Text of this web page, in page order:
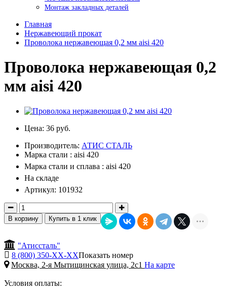
Монтаж закладных деталей
Главная
Нержавеющий прокат
Проволока нержавеющая 0,2 мм aisi 420
Проволока нержавеющая 0,2
мм aisi 420
Цена: 36 руб.
Производитель: АТИС СТАЛЬ
Марка стали : aisi 420
Марка стали и сплава : aisi 420
На складе
Артикул: 101932
В корзину Купить в 1 клик
"Атиссталь"
8 (800) 350-ХХ-ХХПоказать номер
Москва, 2-я Мытищинская улица, 2с1 На карте
Условия оплаты: